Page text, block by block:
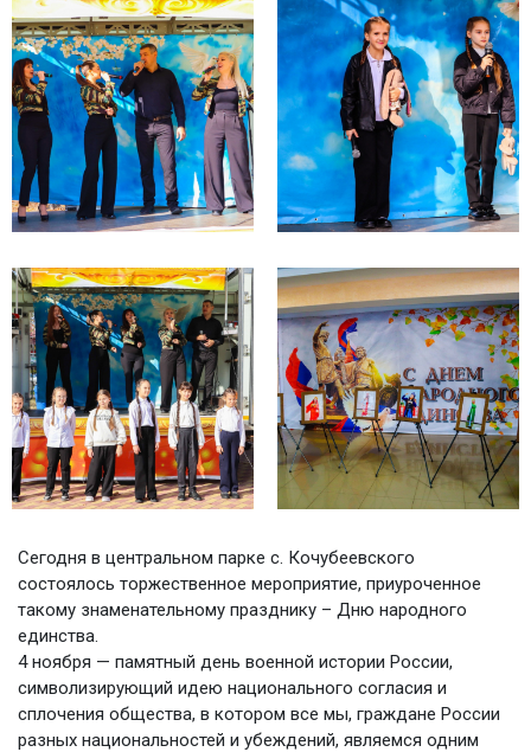
Сегодня в центральном парке с. Кочубеевского
состоялось торжественное мероприятие, приуроченное
такому знаменательному празднику – Дню народного
единства.
4 ноября — памятный день военной истории России,
символизирующий идею национального согласия и
сплочения общества, в котором все мы, граждане России
разных национальностей и убеждений, являемся одним